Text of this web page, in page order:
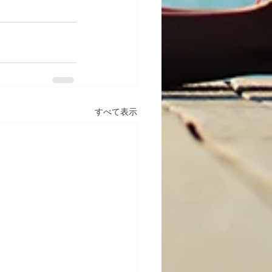
すべて表示